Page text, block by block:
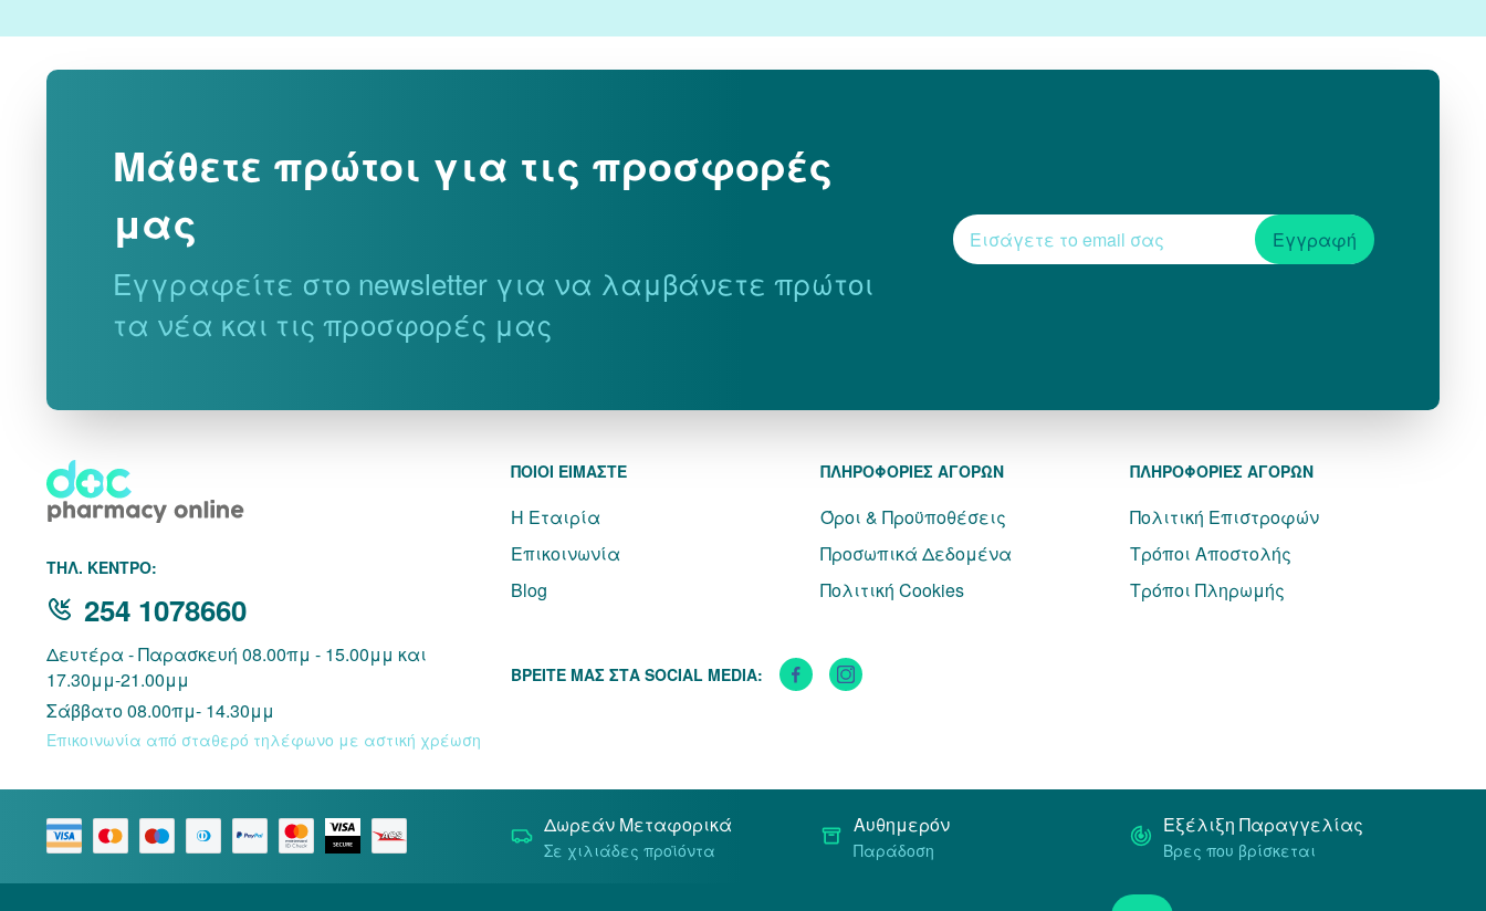
Μάθετε πρώτοι για τις προσφορές
μας
Εγγραφείτε στο newsletter για να λαμβάνετε πρώτοι
τα νέα και τις προσφορές μας
Εγγραφή
THΛ. ΚΕΝΤΡΟ:
254 1078660
Δευτέρα - Παρασκευή 08.00πμ - 15.00μμ και
17.30μμ-21.00μμ
Σάββατο 08.00πμ- 14.30μμ
Επικοινωνία από σταθερό τηλέφωνο με αστική χρέωση
ΠΟΙΟΙ ΕΙΜΑΣΤΕ
Η Εταιρία
Επικοινωνία
Blog
ΠΛΗΡΟΦΟΡΙΕΣ ΑΓΟΡΩΝ
Όροι & Προϋποθέσεις
Προσωπικά Δεδομένα
Πολιτική Cookies
ΠΛΗΡΟΦΟΡΙΕΣ ΑΓΟΡΩΝ
Πολιτική Επιστροφών
Τρόποι Αποστολής
Τρόποι Πληρωμής
ΒΡΕΙΤΕ ΜΑΣ ΣΤΑ SOCIAL MEDIA:
Δωρεάν Μεταφορικά
Σε χιλιάδες προϊόντα
Αυθημερόν
Παράδοση
Εξέλιξη Παραγγελίας
Βρες που βρίσκεται